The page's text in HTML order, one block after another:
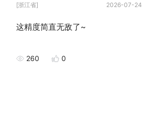
[浙江省] 2026-07-24
这精度简直无敌了~
260 0